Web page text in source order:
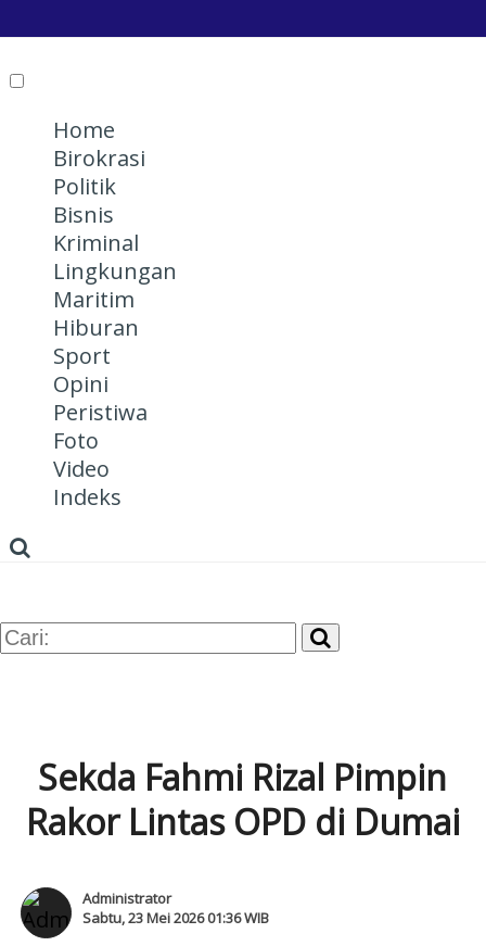
Home
Birokrasi
Politik
Bisnis
Kriminal
Lingkungan
Maritim
Hiburan
Sport
Opini
Peristiwa
Foto
Video
Indeks
Sekda Fahmi Rizal Pimpin
Rakor Lintas OPD di Dumai
Administrator
Sabtu, 23 Mei 2026 01:36 WIB